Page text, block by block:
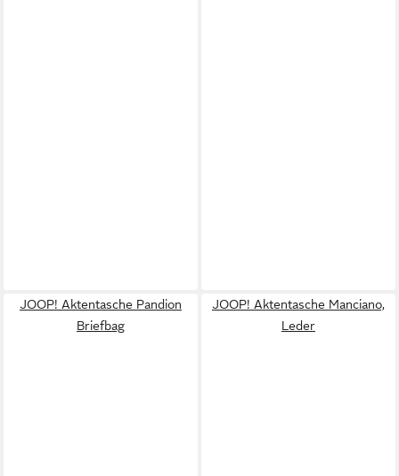
JOOP! Aktentasche Pandion
Briefbag
JOOP! Aktentasche Manciano,
Leder